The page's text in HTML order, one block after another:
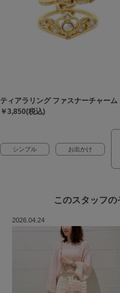
ティアラリング ファスナーチャーム
￥3,850(税込)
シンプル お出かけ
このスタッフの
2026.04.24